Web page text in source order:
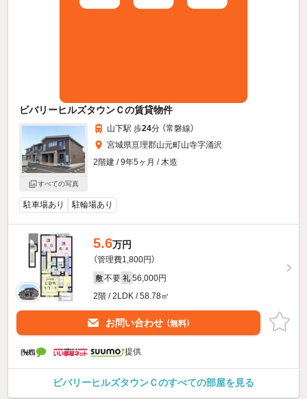
ビバリーヒルズタウンＣの賃貸物件
すべての写真
山下駅 歩24分 （常磐線）
宮城県亘理郡山元町山寺字涌沢
2階建 / 9年5ヶ月 / 木造
駐車場あり 駐輪場あり
5.6万円
（管理費1,800円）
敷 不要 礼 56,000円
2階 / 2LDK / 58.78㎡
お問い合わせ （無料）
提供
ビバリーヒルズタウンＣのすべての部屋を見る